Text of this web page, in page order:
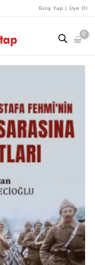
Giriş Yap | Üye Ol